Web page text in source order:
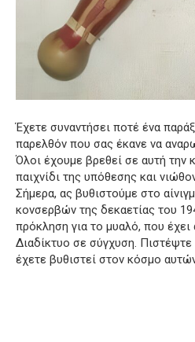
Έχετε συναντήσει ποτέ ένα
παρελθόν που σας έκανε να
Όλοι έχουμε βρεθεί σε αυτή την
παιχνίδι της υπόθεσης και
Σήμερα, ας βυθιστούμε στο
κονσερβών της δεκαετίας του
πρόκληση για το μυαλό, που έχει
Διαδίκτυο σε σύγχυση. Πιστέψτε
έχετε βυθιστεί στον κόσμο